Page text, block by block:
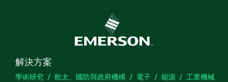
解決方案
學術研究 航太、國防與政府機構 電子 能源
工業機械